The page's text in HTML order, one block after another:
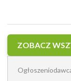
ZOBACZ